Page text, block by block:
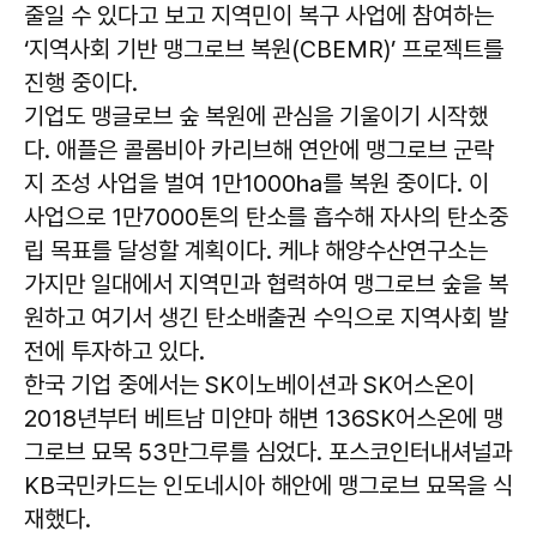
줄일 수 있다고 보고 지역민이 복구 사업에 참여하는
‘지역사회 기반 맹그로브 복원(CBEMR)’ 프로젝트를
진행 중이다.
기업도 맹글로브 숲 복원에 관심을 기울이기 시작했
다. 애플은 콜롬비아 카리브해 연안에 맹그로브 군락
지 조성 사업을 벌여 1만1000㏊를 복원 중이다. 이
사업으로 1만7000톤의 탄소를 흡수해 자사의 탄소중
립 목표를 달성할 계획이다. 케냐 해양수산연구소는
가지만 일대에서 지역민과 협력하여 맹그로브 숲을 복
원하고 여기서 생긴 탄소배출권 수익으로 지역사회 발
전에 투자하고 있다.
한국 기업 중에서는 SK이노베이션과 SK어스온이
2018년부터 베트남 미얀마 해변 136SK어스온에 맹
그로브 묘목 53만그루를 심었다. 포스코인터내셔널과
KB국민카드는 인도네시아 해안에 맹그로브 묘목을 식
재했다.